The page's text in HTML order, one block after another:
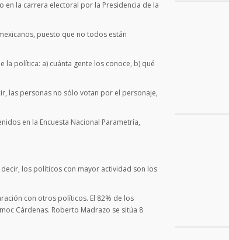
en la carrera electoral por la Presidencia de la
puesto que no todos están
política: a) cuánta gente los conoce, b) qué
las personas no sólo votan por el personaje,
en la Encuesta Nacional Parametría,
los políticos con mayor actividad son los
con otros políticos. El 82% de los
Cárdenas. Roberto Madrazo se sitúa 8